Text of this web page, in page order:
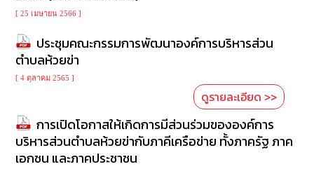
[ 25 เมษายน 2566 ]
ประชุมคณะกรรมการพัฒนาองค์การบริหารส่วน
ตำบลห้วยข่า
[ 4 ตุลาคม 2565 ]
ดูรายละเอียด >>
การเปิดโอกาสให้เกิดการมีส่วนร่วมขององค์การ
บริหารส่วนตำบลห้วยข่ากับภาคีเครือข่าย ทั้งภาครัฐ ภาค
เอกชน และภาคประชาชน